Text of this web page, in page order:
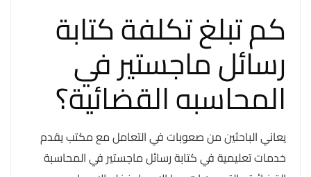
كم تبلغ تكلفة كتابة
رسائل ماجستير في
المحاسبه القضائية؟
يعاني الباحثين من صعوبات في التعامل مع مكتب يقدم
خدمات تعليمية في كتابة رسائل ماجستير في المحاسبة